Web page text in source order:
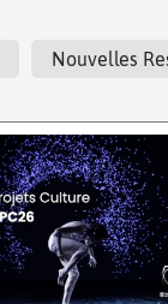
Nouvelles